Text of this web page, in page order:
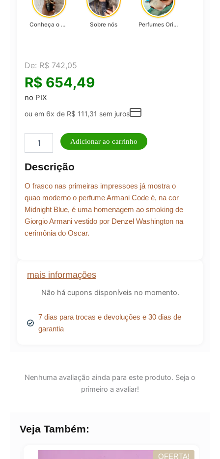
mais informações
Não há cupons disponíveis no momento.
7 dias para trocas e devoluções e 30 dias de
garantia
Conheça o Asad, da Lattafa… Sobre nós Perfumes Originais
De:R$742,05
R$ 654,49
no PIX
ou em 6x de R$ 111,31 sem juros
Masculino
Code
Armani
Eau
de
Toilette
125ml
quantidade
Adicionar ao carrinho
Descrição
O frasco nas primeiras impressoes já mostra o
quao moderno o perfume Armani Code é, na cor
Midnight Blue, é uma homenagem ao smoking de
Giorgio Armani vestido por Denzel Washington na
cerimônia do Oscar.
Nenhuma avaliação ainda para este produto. Seja o
primeiro a avaliar!
Veja Também:
OFERTA!